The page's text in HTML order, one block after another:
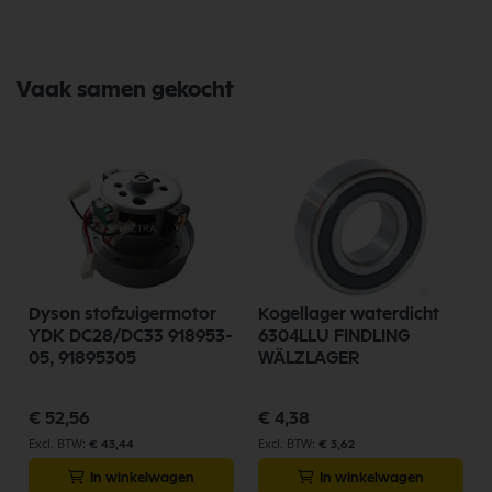
Bekijk meer Universele Onderdelen
Vaak samen gekocht
Dyson stofzuigermotor
YDK DC28/DC33 918953-
05, 91895305
€ 52,56
€ 43,44
In winkelwagen
Kogellager waterdicht
6304LLU FINDLING
WÄLZLAGER
€ 4,38
€ 3,62
In winkelwagen